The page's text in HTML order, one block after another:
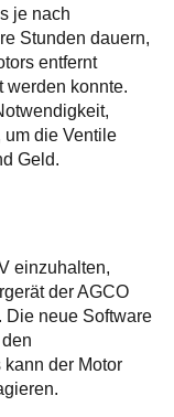
je nach
Stunden dauern,
entfernt
werden konnte.
um die Ventile
Geld.
einzuhalten,
der AGCO
Die neue Software
der Motor